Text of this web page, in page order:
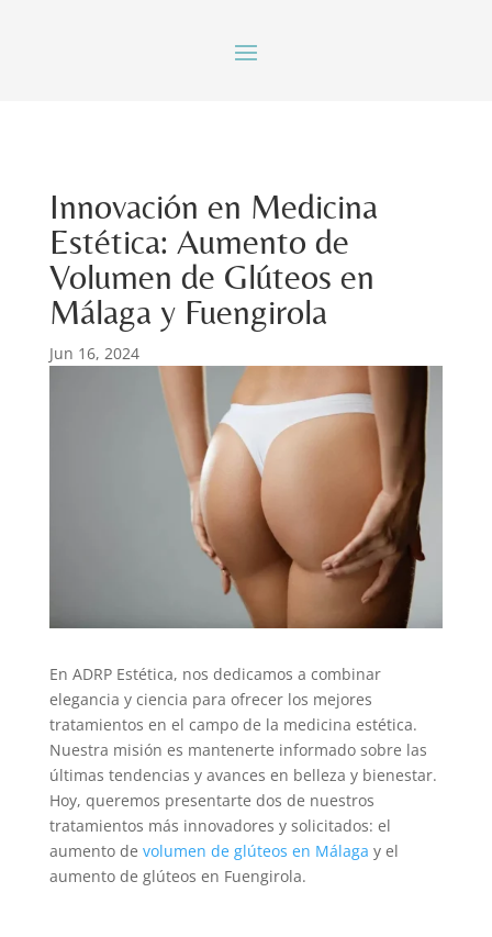
Innovación en Medicina
Estética: Aumento de
Volumen de Glúteos en
Málaga y Fuengirola
Jun 16, 2024
En ADRP Estética, nos dedicamos a combinar
elegancia y ciencia para ofrecer los mejores
tratamientos en el campo de la medicina estética.
Nuestra misión es mantenerte informado sobre las
últimas tendencias y avances en belleza y bienestar.
Hoy, queremos presentarte dos de nuestros
tratamientos más innovadores y solicitados: el
aumento de volumen de glúteos en Málaga y el
aumento de glúteos en Fuengirola.